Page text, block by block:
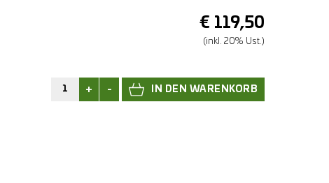
€ 119,50
(inkl. 20% Ust.)
+ -